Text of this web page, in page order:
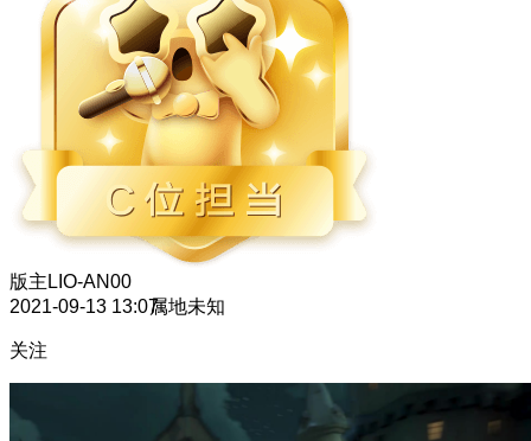
版主 LIO-AN00
2021-09-13 13:07属地未知
关注